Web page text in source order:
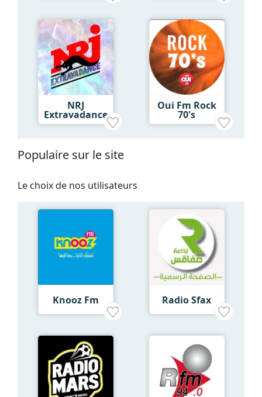
NRJ
Extravadance
Oui Fm Rock
70's
Populaire sur le site
Le choix de nos utilisateurs
Knooz Fm Radio Sfax